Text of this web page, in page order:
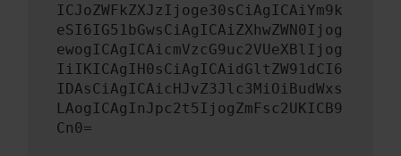
ICJoZWFkZXJzIjoge30sCiAgICAiYm9k
eSI6IG51bGwsCiAgICAiZXhwZWN0Ijog
ewogICAgICAicmVzcG9uc2VUeXBlIjog
IiIKICAgIH0sCiAgICAidGltZW91dCI6
IDAsCiAgICAicHJvZ3Jlc3MiOiBudWxs
LAogICAgInJpc2t5IjogZmFsc2UKICB9
Cn0=